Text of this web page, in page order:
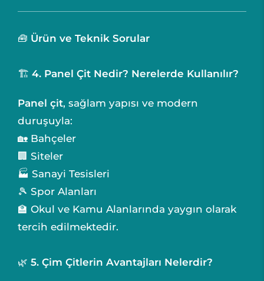
🧰 Ürün ve Teknik Sorular
🏗️ 4. Panel Çit Nedir? Nerelerde Kullanılır?
Panel çit, sağlam yapısı ve modern
duruşuyla:
🏡 Bahçeler
🏢 Siteler
🏭 Sanayi Tesisleri
🎾 Spor Alanları
🏫 Okul ve Kamu Alanlarında yaygın olarak
tercih edilmektedir.
🌿 5. Çim Çitlerin Avantajları Nelerdir?